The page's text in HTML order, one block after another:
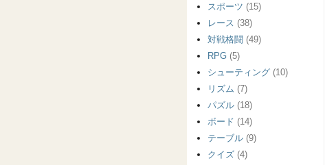
スポーツ (15)
レース (38)
対戦格闘 (49)
RPG (5)
シューティング (10)
リズム (7)
パズル (18)
ボード (14)
テーブル (9)
クイズ (4)